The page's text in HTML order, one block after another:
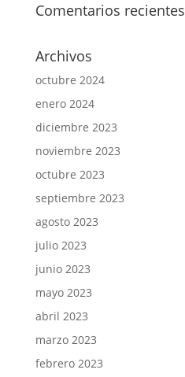
Comentarios recientes
Archivos
octubre 2024
enero 2024
diciembre 2023
noviembre 2023
octubre 2023
septiembre 2023
agosto 2023
julio 2023
junio 2023
mayo 2023
abril 2023
marzo 2023
febrero 2023